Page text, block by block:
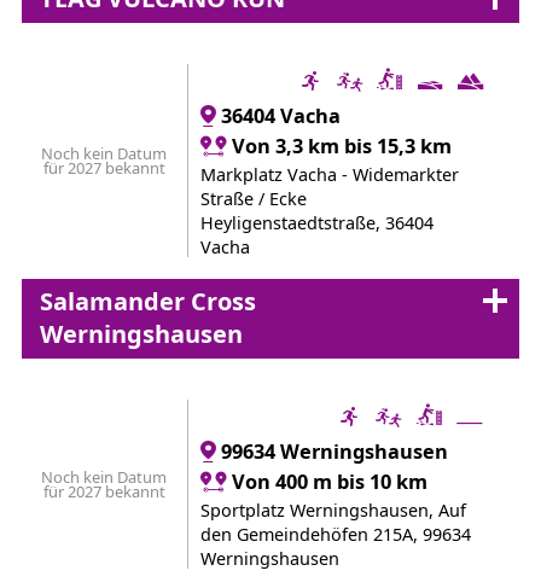
Noch kein Datum
für 2027 bekannt
36404 Vacha
Von 3,3 km bis 15,3 km
Markplatz Vacha - Widemarkter
Straße / Ecke
Heyligenstaedtstraße, 36404
Vacha
Salamander Cross
Werningshausen
Noch kein Datum
für 2027 bekannt
99634 Werningshausen
Von 400 m bis 10 km
Sportplatz Werningshausen, Auf
den Gemeindehöfen 215A, 99634
Werningshausen